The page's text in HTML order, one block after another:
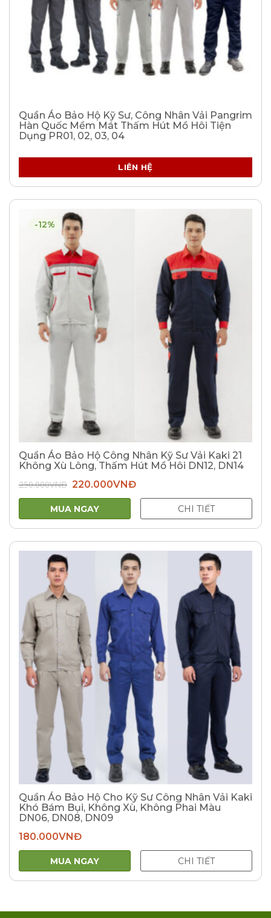
Quần Áo Bảo Hộ Kỹ Sư, Công Nhân Vải Pangrim
Hàn Quốc Mềm Mát Thấm Hút Mồ Hôi Tiện
Dụng PR01, 02, 03, 04
LIÊN HỆ
-12%
Quần Áo Bảo Hộ Công Nhân Kỹ Sư Vải Kaki 21
Không Xù Lông, Thấm Hút Mồ Hôi DN12, DN14
250.000VNĐ Giá
gốc
là:
250.000VNĐ.
220.000VNĐGiá
tại
220.000VNĐ.
MUA NGAY CHI TIẾT
Quần Áo Bảo Hộ Cho Kỹ Sư Công Nhân Vải Kaki
Khó Bám Bụi, Không Xù, Không Phai Màu
DN06, DN08, DN09
180.000VNĐ
MUA NGAY CHI TIẾT